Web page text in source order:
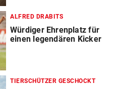
ALFRED DRABITS
Würdiger Ehrenplatz für
einen legendären Kicker
TIERSCHÜTZER GESCHOCKT